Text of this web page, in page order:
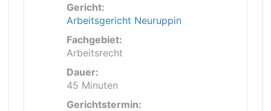
Gericht:
Arbeitsgericht Neuruppin
Fachgebiet:
Arbeitsrecht
Dauer:
45 Minuten
Gerichtstermin: